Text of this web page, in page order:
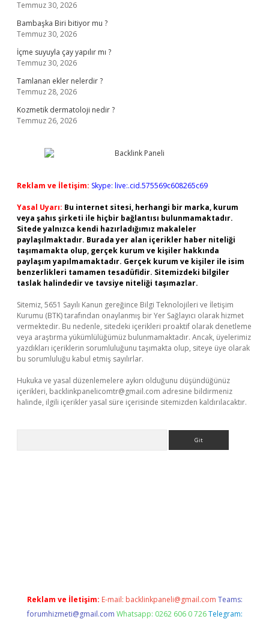
Temmuz 30, 2026
Bambaşka Biri bitiyor mu ?
Temmuz 30, 2026
İçme suyuyla çay yapılır mı ?
Temmuz 30, 2026
Tamlanan ekler nelerdir ?
Temmuz 28, 2026
Kozmetik dermatoloji nedir ?
Temmuz 26, 2026
Reklam ve İletişim: Skype: live:.cid.575569c608265c69
Yasal Uyarı: Bu internet sitesi, herhangi bir marka, kurum
veya şahıs şirketi ile hiçbir bağlantısı bulunmamaktadır.
Sitede yalnızca kendi hazırladığımız makaleler
paylaşılmaktadır. Burada yer alan içerikler haber niteliği
taşımamakta olup, gerçek kurum ve kişiler hakkında
paylaşım yapılmamaktadır. Gerçek kurum ve kişiler ile isim
benzerlikleri tamamen tesadüfidir. Sitemizdeki bilgiler
taslak halindedir ve tavsiye niteliği taşımazlar.
Sitemiz, 5651 Sayılı Kanun gereğince Bilgi Teknolojileri ve İletişim
Kurumu (BTK) tarafından onaylanmış bir Yer Sağlayıcı olarak hizmet
vermektedir. Bu nedenle, sitedeki içerikleri proaktif olarak denetleme
veya araştırma yükümlülüğümüz bulunmamaktadır. Ancak, üyelerimiz
yazdıkları içeriklerin sorumluluğunu taşımakta olup, siteye üye olarak
bu sorumluluğu kabul etmiş sayılırlar.
Hukuka ve yasal düzenlemelere aykırı olduğunu düşündüğünüz
içerikleri, backlinkpanelicomtr@gmail.com adresine bildirmeniz
halinde, ilgili içerikler yasal süre içerisinde sitemizden kaldırılacaktır.
Reklam ve İletişim: E-mail: backlinkpaneli@gmail.com Teams:
forumhizmeti@gmail.com Whatsapp: 0262 606 0 726 Telegram: